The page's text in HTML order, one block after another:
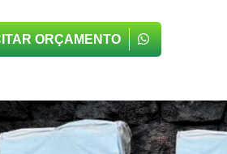
ORÇAMENTO